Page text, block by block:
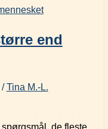
end
Tina M.-L.
de fleste